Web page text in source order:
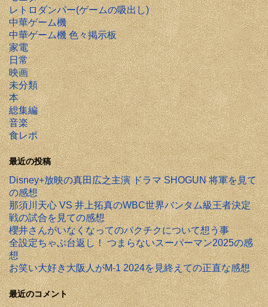
レトロダンパー(ゲームの吸出し)
中華ゲーム機
中華ゲーム機 色々掲示板
家電
日常
映画
未分類
本
総集編
音楽
食レポ
最近の投稿
Disney+放映の真田広之主演 ドラマ SHOGUN 将軍を見て
の感想
那須川天心 VS 井上拓真のWBC世界バンタム級王者決定
戦の試合を見ての感想
櫻井さんがいなくなってのバクチクについて想う事
全設定ちゃぶ台返し！ つまらないスーパーマン2025の感
想
お笑い大好き大阪人がM-1 2024を見終えての正直な感想
最近のコメント